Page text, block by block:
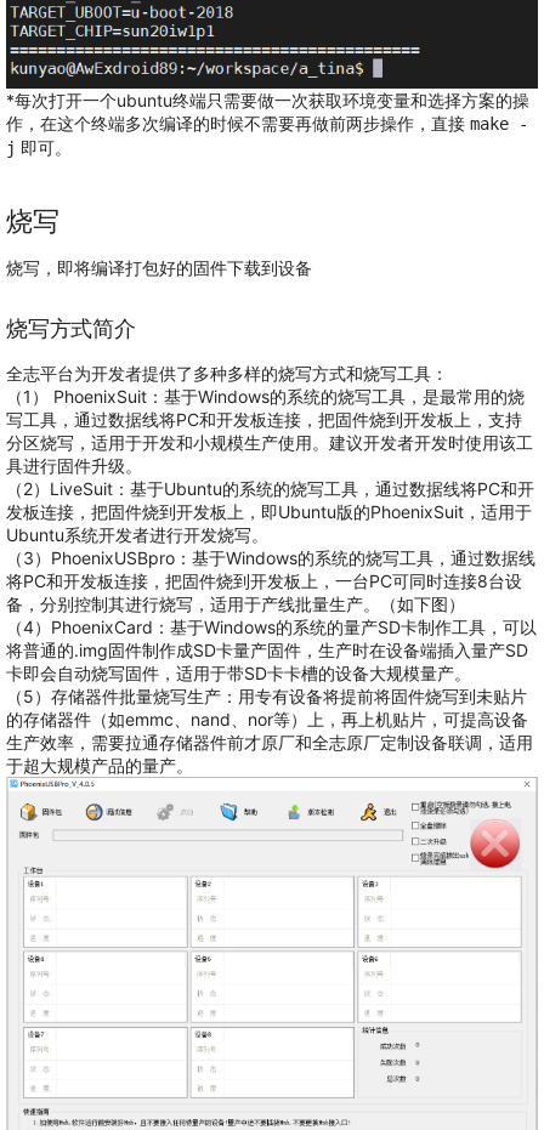
*每次打开一个ubuntu终端只需要做一次获取环境变量和选择方案的操
作，在这个终端多次编译的时候不需要再做前两步操作，直接 make -
j 即可。
烧写
烧写，即将编译打包好的固件下载到设备
烧写方式简介
全志平台为开发者提供了多种多样的烧写方式和烧写工具：
（1） PhoenixSuit：基于Windows的系统的烧写工具，是最常用的烧
写工具，通过数据线将PC和开发板连接，把固件烧到开发板上，支持
分区烧写，适用于开发和小规模生产使用。建议开发者开发时使用该工
具进行固件升级。
（2）LiveSuit：基于Ubuntu的系统的烧写工具，通过数据线将PC和开
发板连接，把固件烧到开发板上，即Ubuntu版的PhoenixSuit，适用于
Ubuntu系统开发者进行开发烧写。
（3）PhoenixUSBpro：基于Windows的系统的烧写工具，通过数据线
将PC和开发板连接，把固件烧到开发板上，一台PC可同时连接8台设
备，分别控制其进行烧写，适用于产线批量生产。（如下图）
（4）PhoenixCard：基于Windows的系统的量产SD卡制作工具，可以
将普通的.img固件制作成SD卡量产固件，生产时在设备端插入量产SD
卡即会自动烧写固件，适用于带SD卡卡槽的设备大规模量产。
（5）存储器件批量烧写生产：用专有设备将提前将固件烧写到未贴片
的存储器件（如emmc、nand、nor等）上，再上机贴片，可提高设备
生产效率，需要拉通存储器件前才原厂和全志原厂定制设备联调，适用
于超大规模产品的量产。